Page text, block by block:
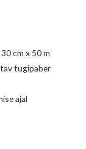
cm x 50 m
tugipaber
ajal